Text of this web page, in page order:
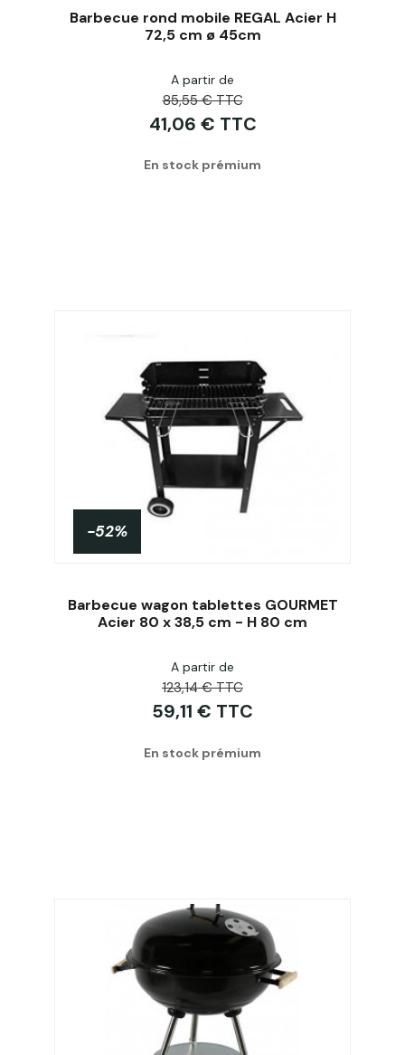
Acheter
Barbecue rond mobile REGAL Acier H
72,5 cm ø 45cm
A partir de
85,55 € TTC
41,06 € TTC
En stock prémium
Acheter
-52%
Barbecue wagon tablettes GOURMET
Acier 80 x 38,5 cm - H 80 cm
A partir de
123,14 € TTC
59,11 € TTC
En stock prémium